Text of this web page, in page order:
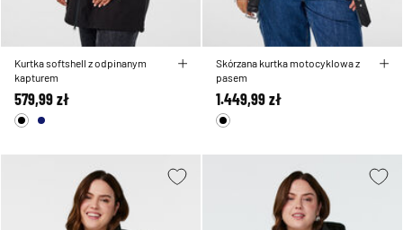
Kurtka softshell z odpinanym
kapturem
579,99 zł
Skórzana kurtka motocyklowa z
pasem
1.449,99 zł